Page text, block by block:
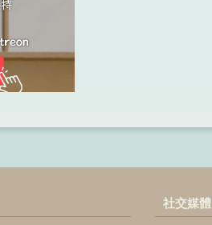
社交媒體